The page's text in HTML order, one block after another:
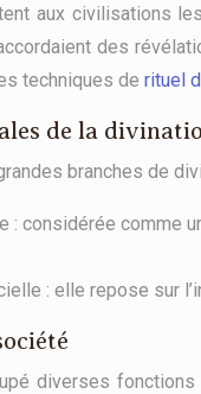
aux civilisations
des
techniques de rituel
de la
branches de
: considérée comme
: elle repose sur
diverses